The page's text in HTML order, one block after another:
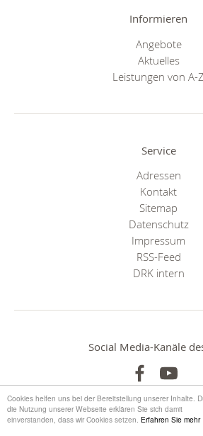
Cookies helfen uns bei der Bereitstellung unserer Inhalte.
die Nutzung unserer Webseite erklären Sie sich damit
einverstanden, dass wir Cookies setzen. Erfahren Sie mehr
Informieren
Angebote
Aktuelles
Leistungen von A-Z
Service
Adressen
Kontakt
Sitemap
Datenschutz
Impressum
RSS-Feed
DRK intern
Social Media-Kanäle